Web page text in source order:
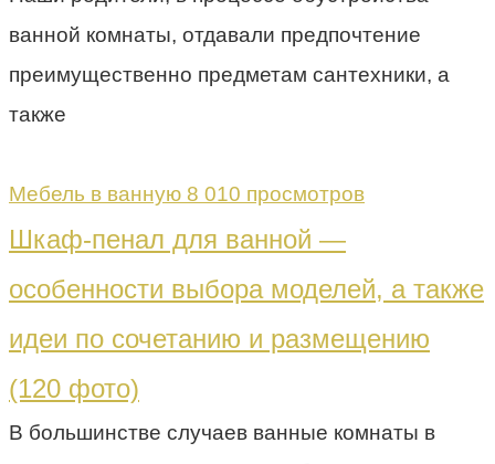
ванной комнаты, отдавали предпочтение
преимущественно предметам сантехники, а
также
Мебель в ванную 8 010 просмотров
Шкаф-пенал для ванной —
особенности выбора моделей, а также
идеи по сочетанию и размещению
(120 фото)
В большинстве случаев ванные комнаты в